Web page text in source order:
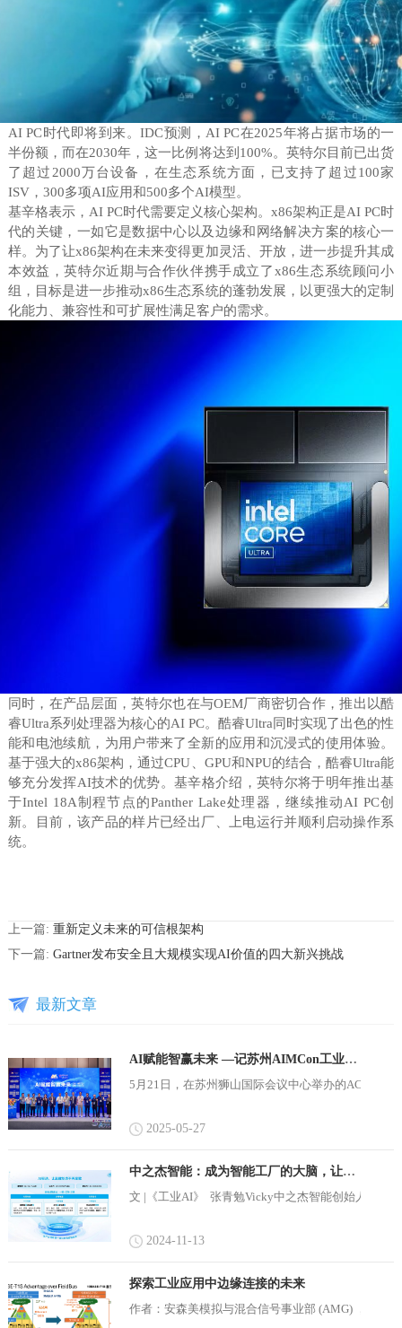
AI PC时代即将到来。IDC预测，AI PC在2025年将占据市场的一
半份额，而在2030年，这一比例将达到100%。英特尔目前已出货
了超过2000万台设备，在生态系统方面，已支持了超过100家
ISV，300多项AI应用和500多个AI模型。
基辛格表示，AI PC时代需要定义核心架构。x86架构正是AI PC时
代的关键，一如它是数据中心以及边缘和网络解决方案的核心一
样。为了让x86架构在未来变得更加灵活、开放，进一步提升其成
本效益，英特尔近期与合作伙伴携手成立了x86生态系统顾问小
组，目标是进一步推动x86生态系统的蓬勃发展，以更强大的定制
化能力、兼容性和可扩展性满足客户的需求。
同时，在产品层面，英特尔也在与OEM厂商密切合作，推出以酷
睿Ultra系列处理器为核心的AI PC。酷睿Ultra同时实现了出色的性
能和电池续航，为用户带来了全新的应用和沉浸式的使用体验。
基于强大的x86架构，通过CPU、GPU和NPU的结合，酷睿Ultra能
够充分发挥AI技术的优势。基辛格介绍，英特尔将于明年推出基
于Intel 18A制程节点的Panther Lake处理器，继续推动AI PC创
新。目前，该产品的样片已经出厂、上电运行并顺利启动操作系
统。
上一篇: 重新定义未来的可信根架构
下一篇: Gartner发布安全且大规模实现AI价值的四大新兴挑战
最新文章
AI赋能智赢未来 —记苏州AIMCon工业技术及应用研讨会
5月21日，在苏州狮山国际会议中心举办的ACT智慧
2025-05-27
中之杰智能：成为智能工厂的大脑，让离散制造不再离散
文 |《工业AI》 张青勉Vicky中之杰智能创始人、
2024-11-13
探索工业应用中边缘连接的未来
作者：安森美模拟与混合信号事业部 (AMG) ，产品